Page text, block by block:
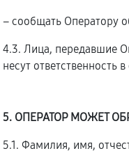
– сообщать Оператору
4.3. Лица, передавшие
несут ответственность
5. ОПЕРАТОР МОЖЕТ
5.1. Фамилия, имя,